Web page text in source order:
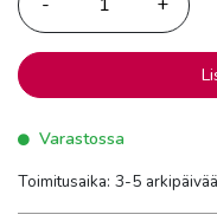
Varastossa
Toimitusaika: 3-5 arkipäivää